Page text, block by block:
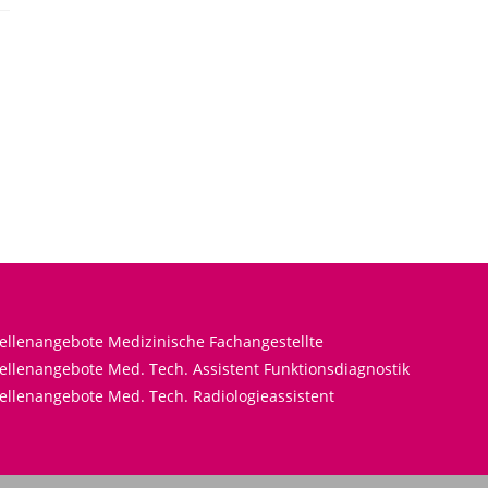
Medizinische Fachangestellte
Med. Tech. Assistent Funktionsdiagnostik
Med. Tech. Radiologieassistent